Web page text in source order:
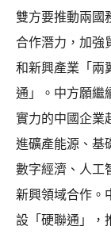
雙方要推動兩國
合作潛力，加強
和新興產業「兩
通」。中方願繼
實力的中國企業
進礦產能源、基
數字經濟、人工
新興領域合作。
設「硬聯通」，